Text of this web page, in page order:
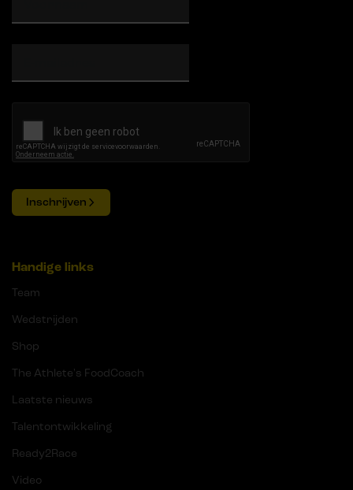
Inschrijven
Handige links
Team
Wedstrijden
Shop
The Athlete's FoodCoach
Laatste nieuws
Talentontwikkeling
Ready2Race
Video